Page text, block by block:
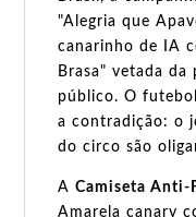
"Alegria que
canarinho de IA
Brasa" vetada da
público. O
a contradição: o
do circo são
ACamiseta Anti-
Amarela canary